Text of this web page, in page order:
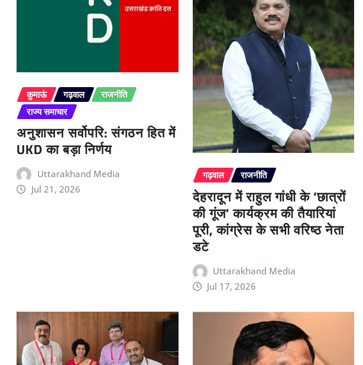
कुमाऊं गढ़वाल
राजनीति
राज्य समाचार
अनुशासन सर्वोपरि: संगठन हित में
UKD का बड़ा निर्णय
Uttarakhand Media
Jul 21, 2026
गढ़वाल राजनीति
देहरादून में राहुल गांधी के ‘छात्रों
की गूंज’ कार्यक्रम की तैयारियां
पूरी, कांग्रेस के सभी वरिष्ठ नेता
डटे
Uttarakhand Media
Jul 17, 2026